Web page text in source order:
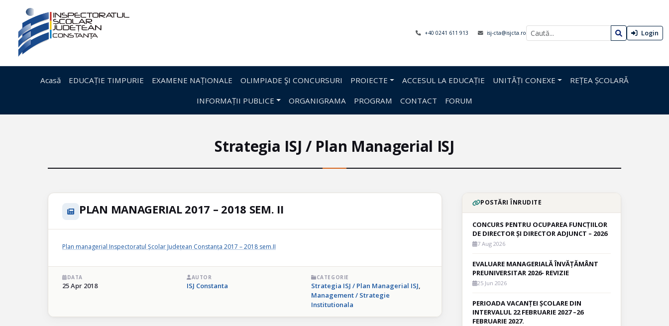
+40 0241 611 913 isj-cta@isjcta.ro Login
Acasă EDUCAȚIE TIMPURIE EXAMENE NAȚIONALE OLIMPIADE ŞI CONCURSURI PROIECTE ACCESUL LA EDUCAȚIE UNITĂȚI CONEXE REȚEA ȘCOLARĂ
INFORMAȚII PUBLICE ORGANIGRAMA PROGRAM CONTACT FORUM
Strategia ISJ / Plan Managerial ISJ
PLAN MANAGERIAL 2017 – 2018 SEM. II
Plan managerial Inspectoratul Școlar Județean Constanța 2017 – 2018 sem.II
DATA
25 Apr 2018
AUTOR
ISJ Constanta
CATEGORIE
Strategia ISJ / Plan Managerial ISJ,
Management / Strategie
Institutionala
POSTĂRI ÎNRUDITE
CONCURS PENTRU OCUPAREA FUNCȚIILOR
DE DIRECTOR ȘI DIRECTOR ADJUNCT – 2026
7 Aug 2026
EVALUARE MANAGERIALĂ ÎNVĂȚĂMÂNT
PREUNIVERSITAR 2026- REVIZIE
25 Jun 2026
PERIOADA VACANȚEI ȘCOLARE DIN
INTERVALUL 22 FEBRUARIE 2027 –26
FEBRUARIE 2027.